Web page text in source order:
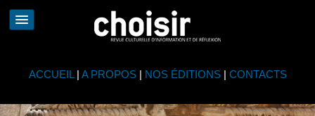
ACCUEIL | A PROPOS| NOS ÉDITIONS| CONTACTS